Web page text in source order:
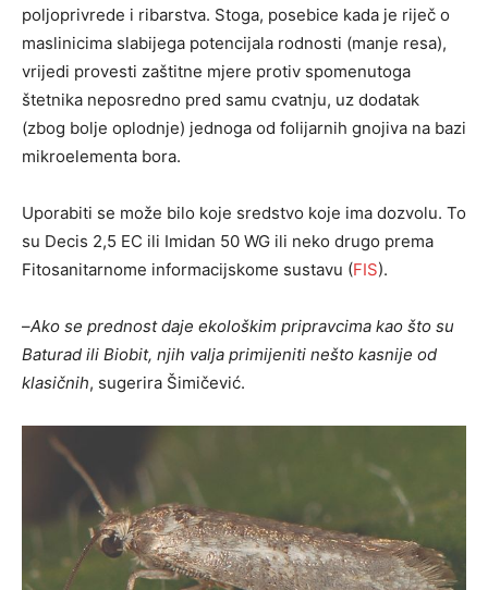
poljoprivrede i ribarstva. Stoga, posebice kada je riječ o
maslinicima slabijega potencijala rodnosti (manje resa),
vrijedi provesti zaštitne mjere protiv spomenutoga
štetnika neposredno pred samu cvatnju, uz dodatak
(zbog bolje oplodnje) jednoga od folijarnih gnojiva na bazi
mikroelementa bora.
Uporabiti se može bilo koje sredstvo koje ima dozvolu. To
su Decis 2,5 EC ili Imidan 50 WG ili neko drugo prema
Fitosanitarnome informacijskome sustavu (FIS).
–Ako se prednost daje ekološkim pripravcima kao što su
Baturad ili Biobit, njih valja primijeniti nešto kasnije od
klasičnih, sugerira Šimičević.